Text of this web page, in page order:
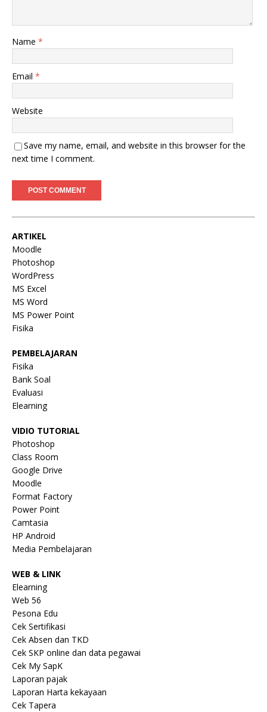
Name *
Email *
Website
Save my name, email, and website in this browser for the
next time I comment.
ARTIKEL
Moodle
Photoshop
WordPress
MS Excel
MS Word
MS Power Point
Fisika
PEMBELAJARAN
Fisika
Bank Soal
Evaluasi
Elearning
VIDIO TUTORIAL
Photoshop
Class Room
Google Drive
Moodle
Format Factory
Power Point
Camtasia
HP Android
Media Pembelajaran
WEB & LINK
Elearning
Web 56
Pesona Edu
Cek Sertifikasi
Cek Absen dan TKD
Cek SKP online dan data pegawai
Cek My SapK
Laporan pajak
Laporan Harta kekayaan
Cek Tapera